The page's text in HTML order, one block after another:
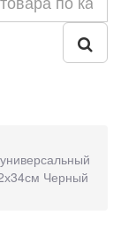
Черный